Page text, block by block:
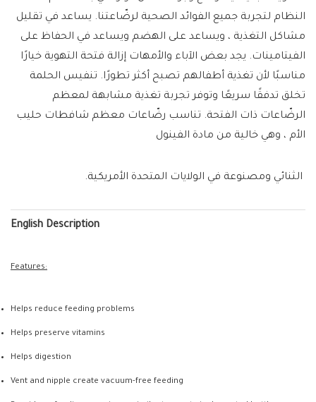
النظام لتجربة جميع الفوائد الصحية لرضّاعتنا. يساعد في تقليل
مشاكل التغذية ، ويساعد على الهضم ويساعد في الحفاظ على
الفيتامينات. يجد بعض الآباء والأمهات إزالة فتحة التهوية خيارًا
مناسبًا لأن تغذية أطفالهم تصبح أكثر تطورًا. تنفيس الحلمة
تخلق تدفقًا سريعًا وتوفر تجربة تغذية مشابهة لمعظم
الرضّاعات ذات الفتحة. تناسب رضّاعات معظم شافطات حليب
الأم ، وهي خالية من مادة الفينول
الثنائي ومصنوعة في الولايات المتحدة الأمريكية.
English Description
Features:
Helps reduce feeding problems
Helps preserve vitamins
Helps digestion
Vent and nipple create vacuum-free feeding